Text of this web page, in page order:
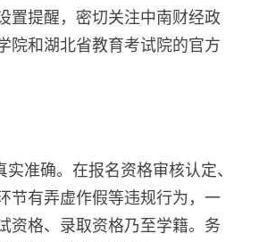
置提醒，密切关注中南财经政
院和湖北省教育考试院的官方
准确。在报名资格审核认定、
节有弄虚作假等违规行为，一
资格、录取资格乃至学籍。务